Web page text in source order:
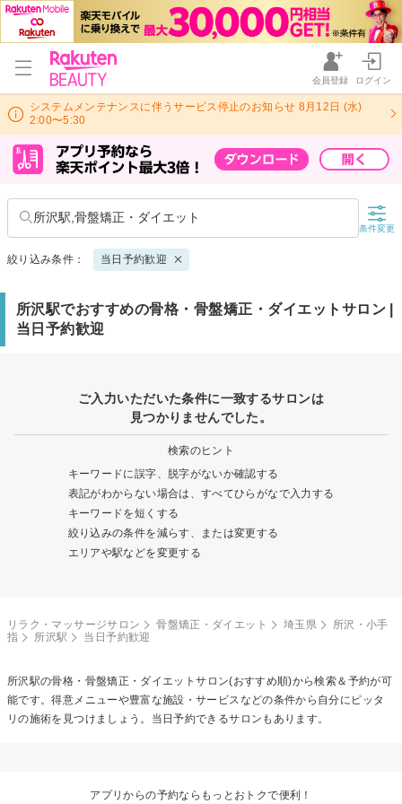
会員登録 ログイン
システムメンテナンスに伴うサービス停止のお知らせ 8月12日 (水)
2:00〜5:30
所沢駅,骨盤矯正・ダイエット
条件変更
絞り込み条件： 当日予約歓迎
所沢駅でおすすめの骨格・骨盤矯正・ダイエットサロン |
当日予約歓迎
ご入力いただいた条件に一致するサロンは
見つかりませんでした。
検索のヒント
キーワードに誤字、脱字がないか確認する
表記がわからない場合は、すべてひらがなで入力する
キーワードを短くする
絞り込みの条件を減らす、または変更する
エリアや駅などを変更する
リラク・マッサージサロン 骨盤矯正・ダイエット 埼玉県
所沢・小手
指
所沢駅 当日予約歓迎
所沢駅の骨格・骨盤矯正・ダイエットサロン(おすすめ順)から検索＆予約が可
能です。得意メニューや豊富な施設・サービスなどの条件から自分にピッタ
リの施術を見つけましょう。当日予約できるサロンもあります。
アプリからの予約ならもっとおトクで便利！